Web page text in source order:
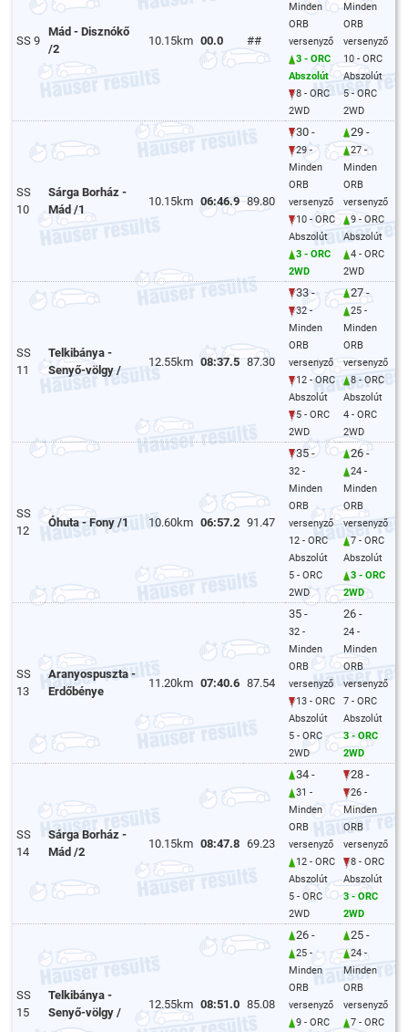
SS 9
Mád - Disznókő
/2
10.15km 00.0 ##
Minden
ORB
versenyző
3 - ORC
Abszolút
8 - ORC
2WD
Minden
ORB
versenyző
10 - ORC
Abszolút
5 - ORC
2WD
SS
10
Sárga Borház -
Mád /1
10.15km 06:46.9 89.80
30 -
29 -
Minden
ORB
versenyző
10 - ORC
Abszolút
3 - ORC
2WD
29 -
27 -
Minden
ORB
versenyző
9 - ORC
Abszolút
4 - ORC
2WD
SS
11
Telkibánya -
Senyő-völgy /
12.55km 08:37.5 87.30
33 -
32 -
Minden
ORB
versenyző
12 - ORC
Abszolút
5 - ORC
2WD
27 -
25 -
Minden
ORB
versenyző
8 - ORC
Abszolút
4 - ORC
2WD
SS
12
Óhuta - Fony /1 10.60km 06:57.2 91.47
35 -
32 -
Minden
ORB
versenyző
12 - ORC
Abszolút
5 - ORC
2WD
26 -
24 -
Minden
ORB
versenyző
7 - ORC
Abszolút
3 - ORC
2WD
SS
13
Aranyospuszta -
Erdőbénye
11.20km 07:40.6 87.54
35 -
32 -
Minden
ORB
versenyző
13 - ORC
Abszolút
5 - ORC
2WD
26 -
24 -
Minden
ORB
versenyző
7 - ORC
Abszolút
3 - ORC
2WD
SS
14
Sárga Borház -
Mád /2
10.15km 08:47.8 69.23
34 -
31 -
Minden
ORB
versenyző
12 - ORC
Abszolút
5 - ORC
2WD
28 -
26 -
Minden
ORB
versenyző
8 - ORC
Abszolút
3 - ORC
2WD
SS
15
Telkibánya -
Senyő-völgy /
12.55km 08:51.0 85.08
26 -
25 -
Minden
ORB
versenyző
9 - ORC
25 -
24 -
Minden
ORB
versenyző
7 - ORC